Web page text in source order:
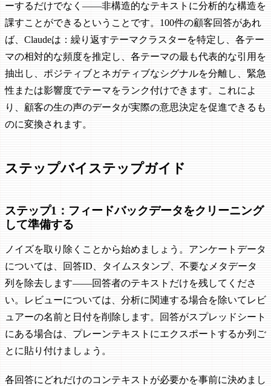
ーするだけでなく——非構造的なテキストに分析的な構造を
課すことができるということです。100件の顧客回答があれ
ば、Claudeは：繰り返すテーマクラスターを特定し、各テー
マの相対的な頻度を推定し、各テーマの最も代表的な引用を
抽出し、ポジティブとネガティブなシグナルを分離し、緊急
性または影響度でテーマをランク付けできます。これによ
り、顧客の生の声のデータが実際の意思決定を促進できるも
のに変換されます。
ステップバイステップガイド
ステップ1：フィードバックデータをクリーニング
して準備する
ノイズを取り除くことから始めましょう。アンケートデータ
については、回答ID、タイムスタンプ、不要なメタデータ
列を除去します——回答者のテキストだけを残してくださ
い。レビューについては、分析に関連する場合を除いてレビ
ュアーの名前と日付を削除します。回答がスプレッドシート
にある場合は、プレーンテキストにエクスポートするか列ご
とに貼り付けましょう。
各回答にどれだけのコンテキストが必要かを事前に決めまし